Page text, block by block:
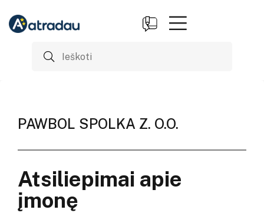
PAWBOL SPOLKA Z. O.O.
Atsiliepimai apie
įmonę